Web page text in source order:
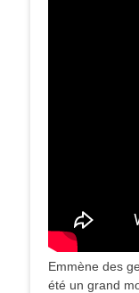
Emmène des
été un grand